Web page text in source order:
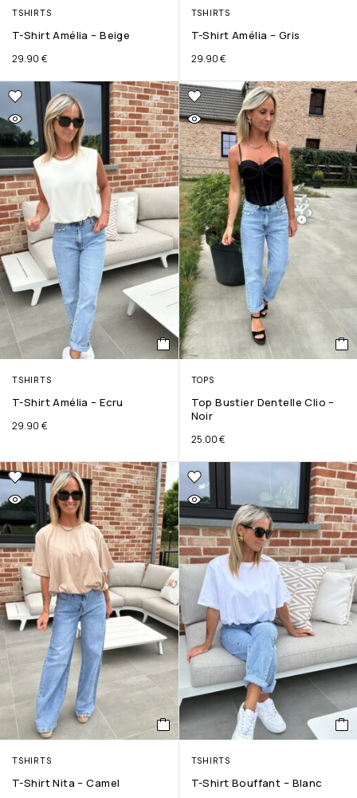
TSHIRTS
T-Shirt Amélia – Beige
29.90 €
TSHIRTS
T-Shirt Amélia – Gris
29.90€
TSHIRTS
T-Shirt Amélia – Ecru
29.90 €
TOPS
Top Bustier Dentelle Clio –
Noir
25.00€
TSHIRTS
T-Shirt Nita – Camel
TSHIRTS
T-Shirt Bouffant – Blanc